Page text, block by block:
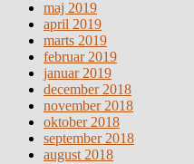
maj 2019
april 2019
marts 2019
februar 2019
januar 2019
december 2018
november 2018
oktober 2018
september 2018
august 2018